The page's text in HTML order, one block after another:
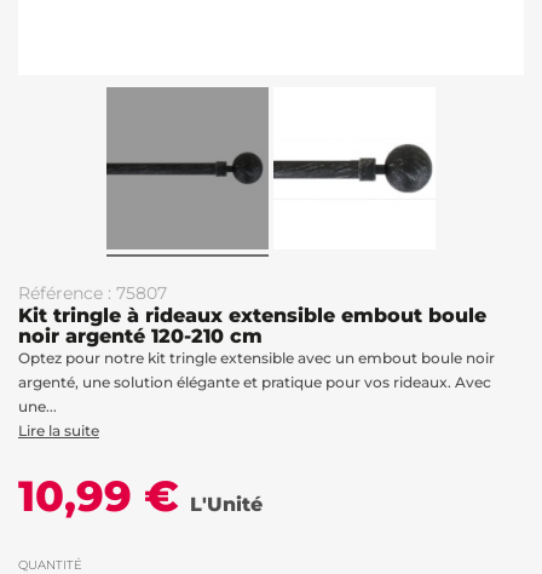
Référence : 75807
Kit tringle à rideaux extensible embout boule
noir argenté 120-210 cm
Optez pour notre kit tringle extensible avec un embout boule noir
argenté, une solution élégante et pratique pour vos rideaux. Avec
une...
Lire la suite
10,99 € L'Unité
QUANTITÉ